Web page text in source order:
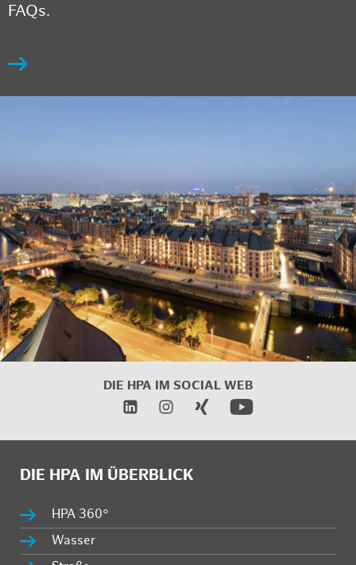
FAQs.
DIE HPA IM SOCIAL WEB
DIE HPA IM ÜBERBLICK
HPA 360°
Wasser